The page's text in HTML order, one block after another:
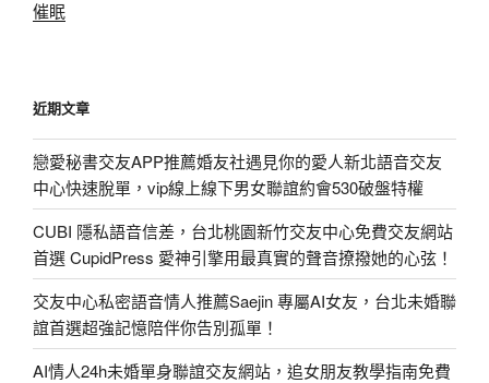
催眠
近期文章
戀愛秘書交友APP推薦婚友社遇見你的愛人新北語音交友
中心快速脫單，vip線上線下男女聯誼約會530破盤特權
CUBI 隱私語音信差，台北桃園新竹交友中心免費交友網站
首選 CupidPress 愛神引擎用最真實的聲音撩撥她的心弦！
交友中心私密語音情人推薦Saejin 專屬AI女友，台北未婚聯
誼首選超強記憶陪伴你告別孤單！
AI情人24h未婚單身聯誼交友網站，追女朋友教學指南免費